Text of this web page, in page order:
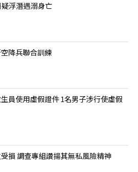
浮潛遇溺身亡
降兵聯合訓練
員使用虛假證件 1名男子涉行使虛假
損 調查專組讚揚其無私風險精神